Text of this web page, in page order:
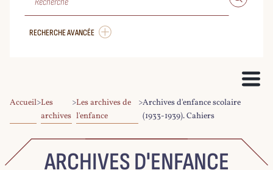
RECHERCHE AVANCÉE
PRÉSENTATION DU PROJET
PARCOURIR LE CORPUS
RECHERCHER DANS LE CORPUS
EXPLOITER LE CORPUS
Accueil>Les
archives
>Les archives de
l'enfance
>Archives d'enfance scolaire
(1933-1939). Cahiers
ARCHIVES D'ENFANCE